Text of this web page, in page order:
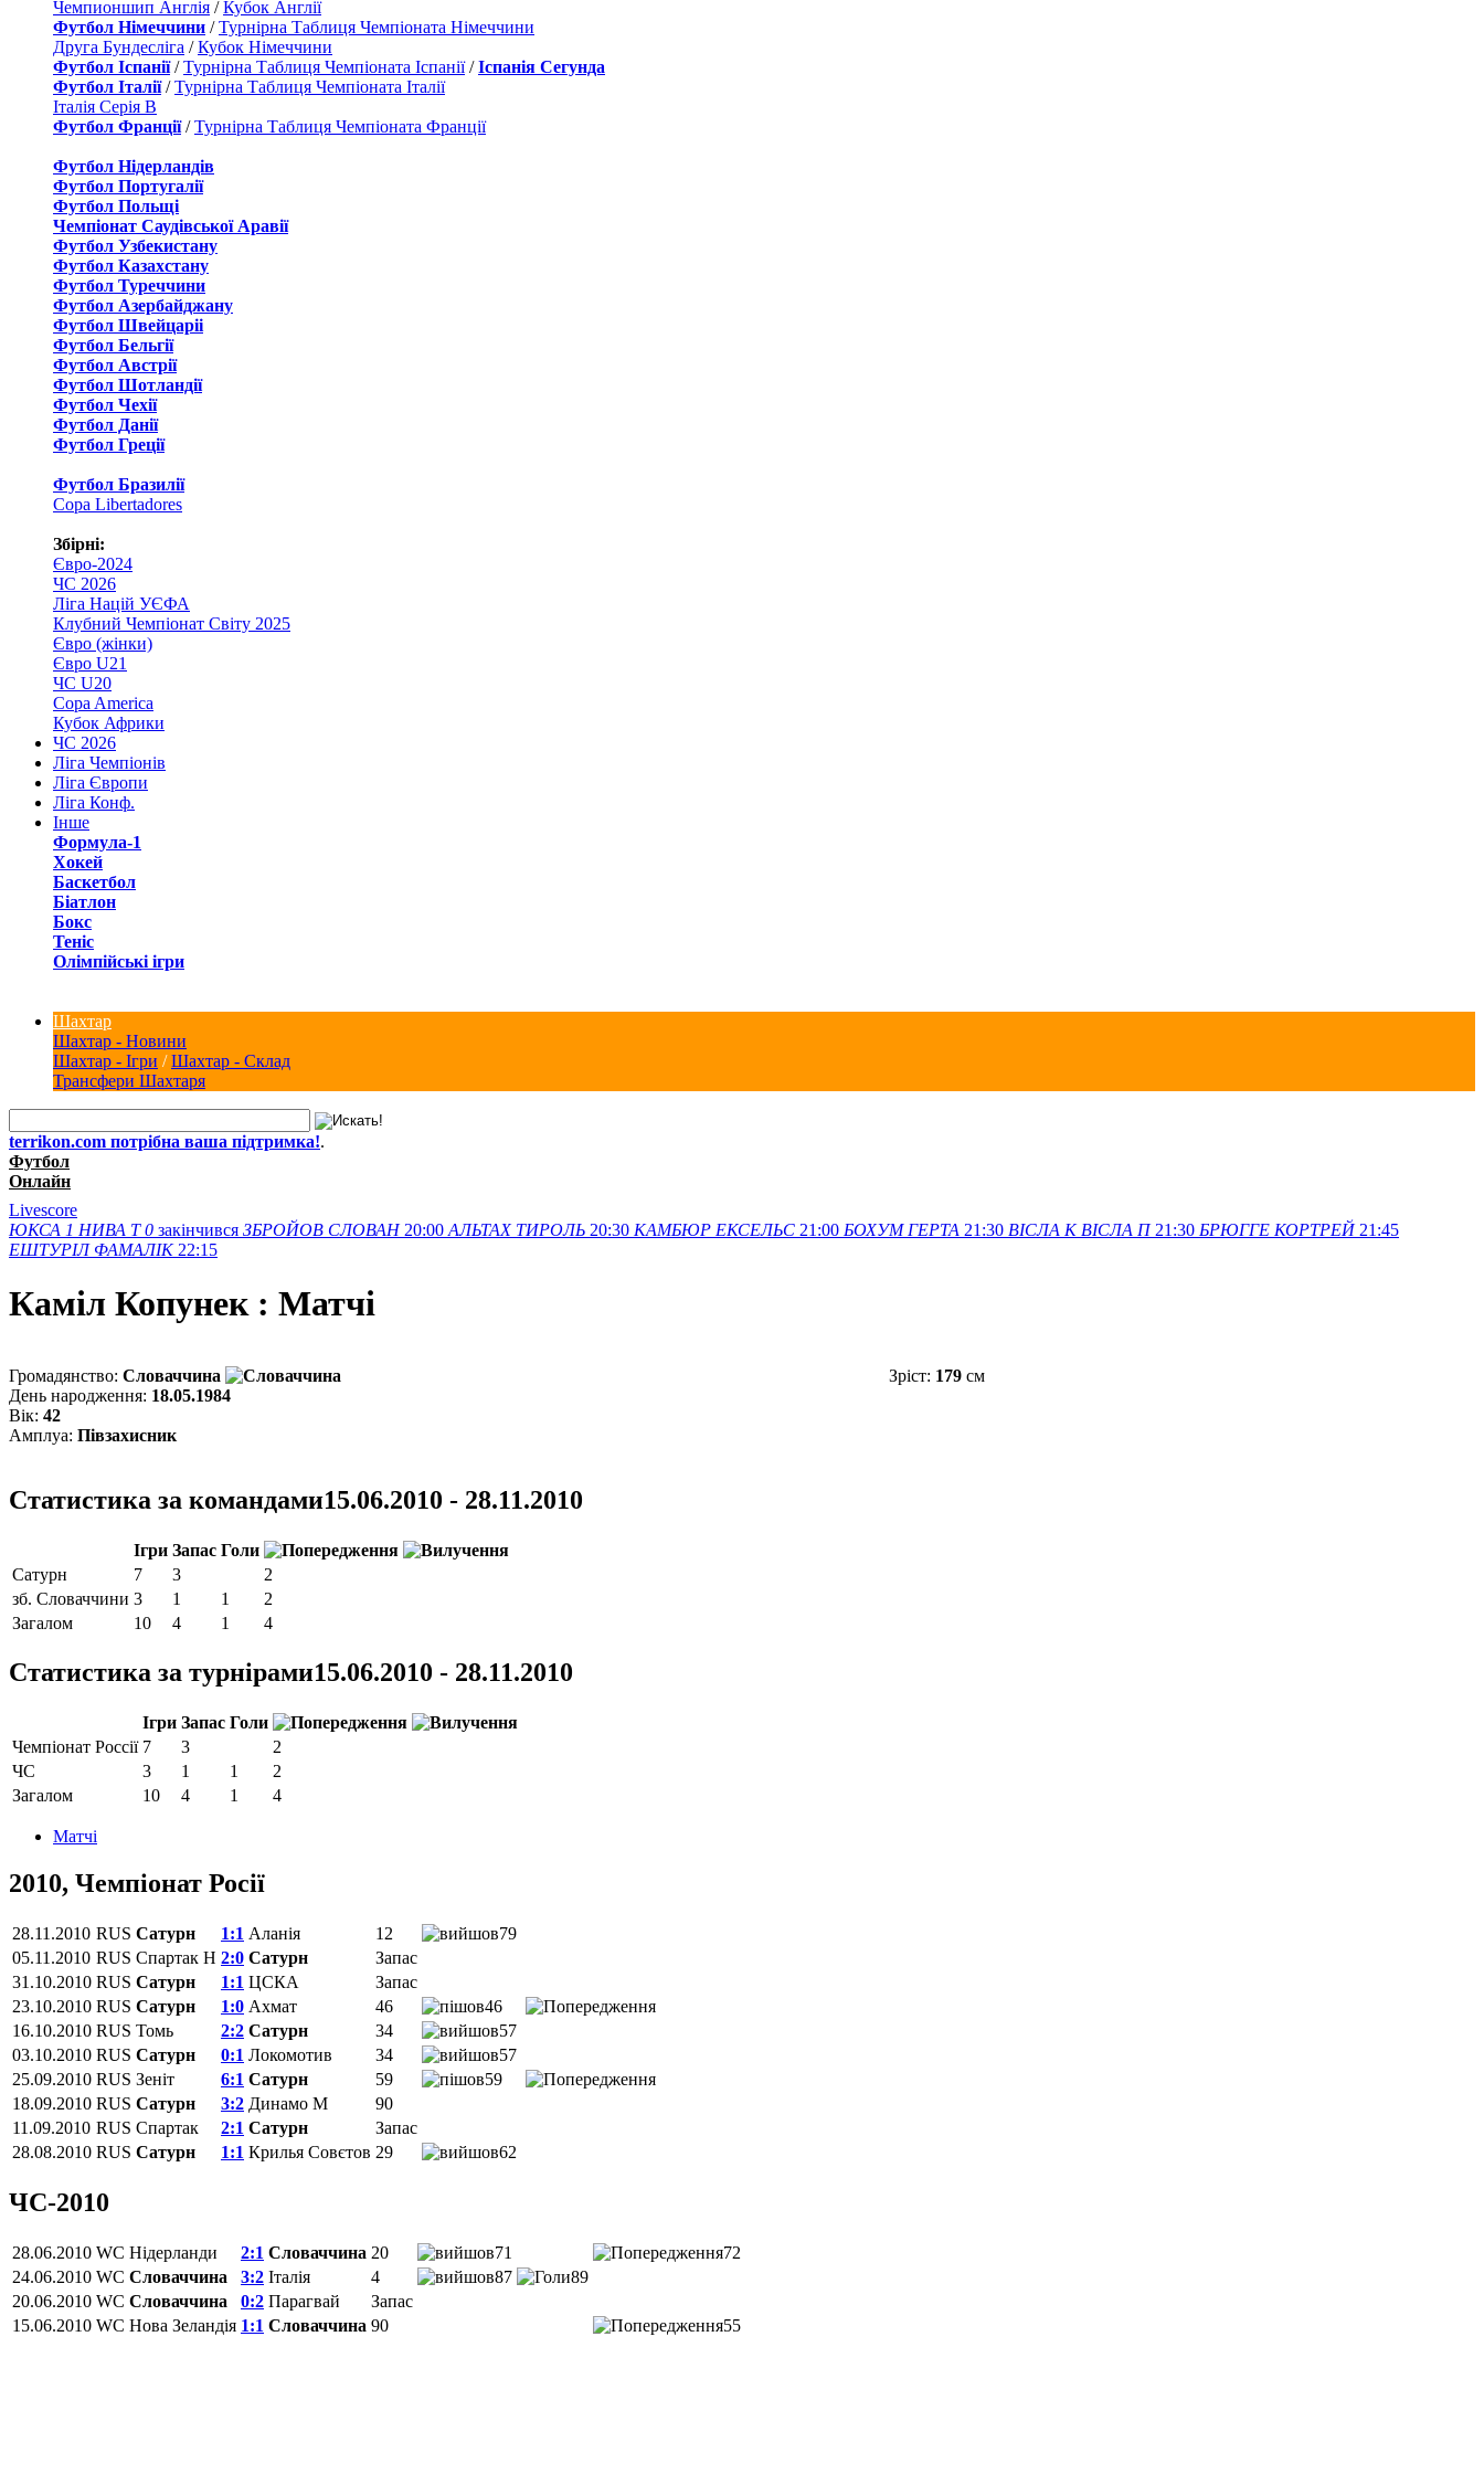
Чемпионшип Англія /Кубок Англії
Футбол Німеччини /Турнірна Таблиця Чемпіоната Німеччини
Друга Бундесліга /Кубок Німеччини
Футбол Іспанії/Турнірна Таблиця Чемпіоната Іспанії/Іспанія Сегунда
Футбол Італії/Турнірна Таблиця Чемпіоната Італії
Італія Серія B
Футбол Франції/Турнірна Таблиця Чемпіоната Франції
Футбол Нідерландiв
Футбол Португалії
Футбол Польщі
Чемпіонат Саудівської Аравії
Футбол Узбекистану
Футбол Казахстану
Футбол Туреччини
Футбол Азербайджану
Футбол Швейцаріі
Футбол Бельгії
Футбол Австрії
Футбол Шотландії
Футбол Чехії
Футбол Данії
Футбол Греції
Футбол Бразилії
Copa Libertadores
Збірні:
Євро-2024
ЧС 2026
Ліга Націй УЄФА
Клубний Чемпіонат Світу 2025
Євро (жінки)
Євро U21
ЧС U20
Copa America
Кубок Африки
ЧС 2026
Ліга Чемпіонів
Ліга Європи
Ліга Конф.
Інше
Формула-1
Хокей
Баскетбол
Біатлон
Бокс
Теніс
Олімпійські ігри
Шахтар
Шахтар - Новини
Шахтар - Ігри /Шахтар - Склад
Трансфери Шахтаря
terrikon.com потрібна ваша підтримка!.
Футбол
Онлайн
Livescore
ЮКСА 1 НИВА Т 0 закінчився ЗБРОЙОВ СЛОВАН 20:00 АЛЬТАХ ТИРОЛЬ 20:30 КАМБЮР ЕКСЕЛЬС 21:00 БОХУМ ГЕРТА 21:30 ВІСЛА K ВІСЛА П 21:30 БРЮГГЕ КОРТРЕЙ 21:45
ЕШТУРІЛ ФАМАЛІК 22:15
Каміл Копунек : Матчi
Громадянство: Словаччина
День народження: 18.05.1984
Вік: 42
Амплуа: Півзахисник
Зріст: 179см
Статистика за командами15.06.2010 - 28.11.2010
Ігри Запас Голи
Сатурн
7 3
2
зб. Словаччини 3 1 1
2
Загалом
10 4 1 4
Статистика за турнірами15.06.2010 - 28.11.2010
Ігри Запас Голи
Чемпіонат Россії 7 3
2
ЧС
3 1 1
2
Загалом
10 4 1 4
Матчi
2010, Чемпіонат Росії
28.11.2010 RUS Сатурн 1:1 Аланія 12
79
05.11.2010 RUS Спартак Н 2:0 Сатурн
Запас
31.10.2010 RUS Сатурн 1:1 ЦСКА
Запас
23.10.2010 RUS Сатурн 1:0 Ахмат 46
46
16.10.2010 RUS Томь 2:2 Сатурн 34
57
03.10.2010 RUS Сатурн 0:1 Локомотив 34
57
25.09.2010 RUS Зеніт 6:1 Сатурн 59
59
18.09.2010 RUS Сатурн 3:2 Динамо М
90
11.09.2010 RUS Спартак 2:1 Сатурн
Запас
28.08.2010 RUS Сатурн 1:1 Крилья Совєтов 29 62
ЧС-2010
28.06.2010 WC Нідерланди 2:1 Словаччина 20 71
72
24.06.2010 WC Словаччина 3:2 Італія 4 87
89
20.06.2010 WC Словаччина 0:2 Парагвай
Запас
15.06.2010 WC Нова Зеландія 1:1 Словаччина 90 55